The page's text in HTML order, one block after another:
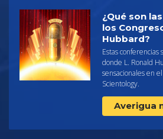
¿Qué son
los
Hubbard?
Estas conferencias
donde L. Ronald
sensacionales en
Scientology.
Averigua